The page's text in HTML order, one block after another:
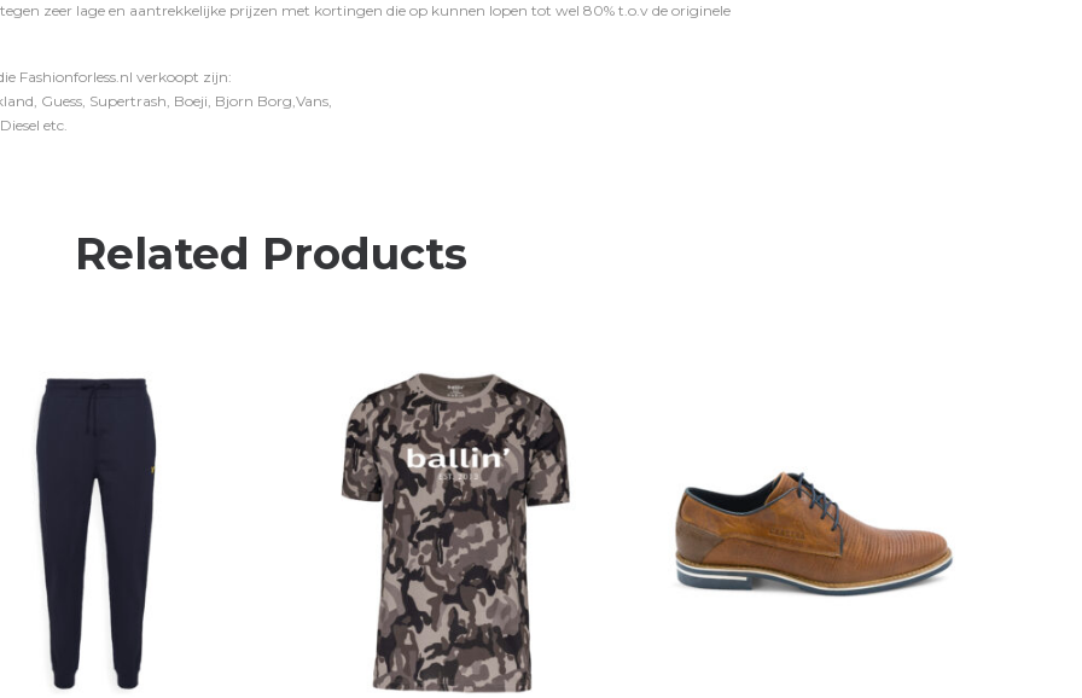
zeer lage en aantrekkelijke prijzen met kortingen die op kunnen lopen tot wel 80% t.o.v de originele
Fashionforless.nl verkoopt zijn:
Guess, Supertrash, Boeji, Bjorn Borg,Vans,
etc.
Related Products